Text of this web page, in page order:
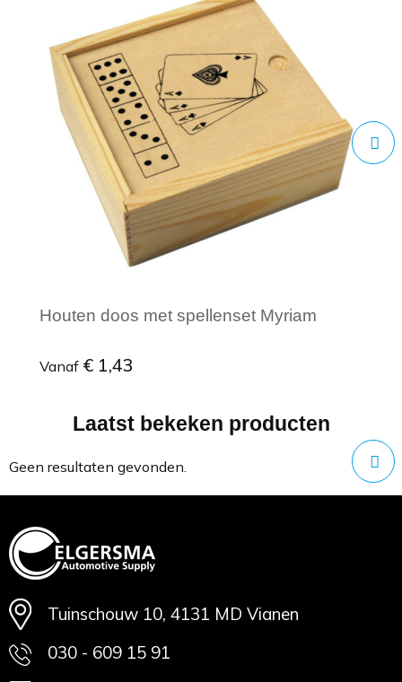
Houten doos met spellenset Myriam
Vanaf € 1,43
Minimale afname: 1
Laatst bekeken producten
Geen resultaten gevonden.
Tuinschouw 10, 4131 MD Vianen
030 - 609 15 91